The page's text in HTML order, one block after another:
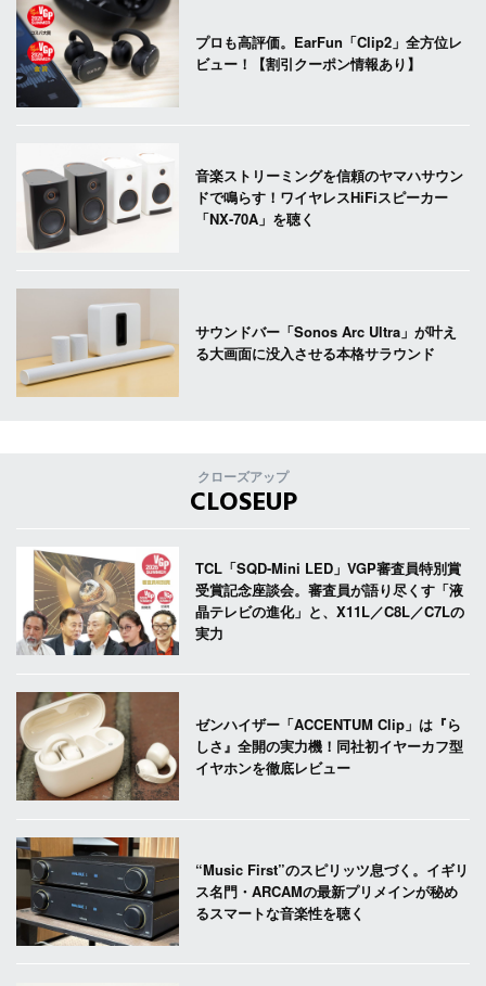
プロも高評価。EarFun「Clip2」全方位レ
ビュー！【割引クーポン情報あり】
音楽ストリーミングを信頼のヤマハサウン
ドで鳴らす！ワイヤレスHiFiスピーカー
「NX-70A」を聴く
サウンドバー「Sonos Arc Ultra」が叶え
る大画面に没入させる本格サラウンド
クローズアップ
CLOSEUP
TCL「SQD-Mini LED」VGP審査員特別賞
受賞記念座談会。審査員が語り尽くす「液
晶テレビの進化」と、X11L／C8L／C7Lの
実力
ゼンハイザー「ACCENTUM Clip」は『ら
しさ』全開の実力機！同社初イヤーカフ型
イヤホンを徹底レビュー
“Music First”のスピリッツ息づく。イギリ
ス名門・ARCAMの最新プリメインが秘め
るスマートな音楽性を聴く